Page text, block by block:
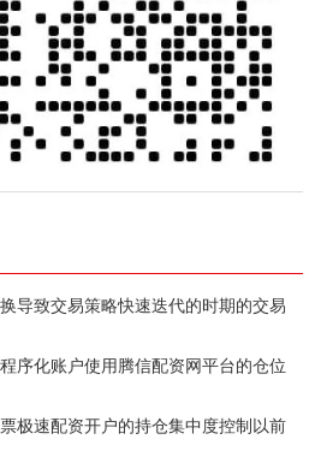
导致交易策略快速迭代的时期的交易
序化账户使用腾信配资网平台的仓位
极速配资开户的持仓集中度控制以前